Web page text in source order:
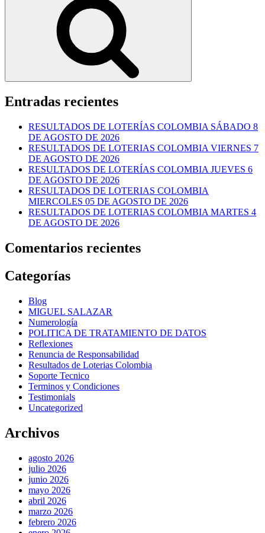
Entradas recientes
RESULTADOS DE LOTERÍAS COLOMBIA SÁBADO 8
DE AGOSTO DE 2026
RESULTADOS DE LOTERIAS COLOMBIA VIERNES 7
DE AGOSTO DE 2026
RESULTADOS DE LOTERÍAS COLOMBIA JUEVES 6
DE AGOSTO DE 2026
RESULTADOS DE LOTERIAS COLOMBIA
MIERCOLES 05 DE AGOSTO DE 2026
RESULTADOS DE LOTERIAS COLOMBIA MARTES 4
DE AGOSTO DE 2026
Comentarios recientes
Categorías
Blog
MIGUEL SALAZAR
Numerología
POLITICA DE TRATAMIENTO DE DATOS
Reflexiones
Renuncia de Responsabilidad
Resultados de Loterias Colombia
Soporte Tecnico
Terminos y Condiciones
Testimonials
Uncategorized
Archivos
agosto 2026
julio 2026
junio 2026
mayo 2026
abril 2026
marzo 2026
febrero 2026